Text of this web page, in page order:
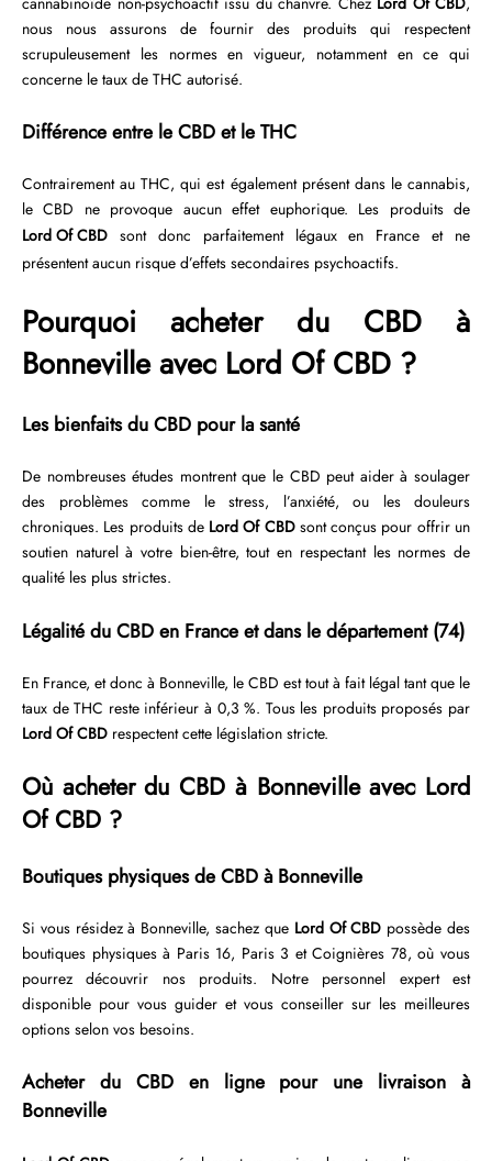
nous nous assurons de fournir des produits qui respectent
scrupuleusement les normes en vigueur, notamment en ce qui
concerne le taux de THC autorisé.
Différence entre le CBD et le THC
Contrairement au THC, qui est également présent dans le cannabis,
le CBD ne provoque aucun effet euphorique. Les produits de
Lord Of CBD sont donc parfaitement légaux en France et ne
présentent aucun risque d’effets secondaires psychoactifs.
Pourquoi acheter du CBD à
Bonneville avec Lord Of CBD ?
Les bienfaits du CBD pour la santé
De nombreuses études montrent que le CBD peut aider à soulager
des problèmes comme le stress, l’anxiété, ou les douleurs
chroniques. Les produits de Lord Of CBDsont conçus pour offrir un
soutien naturel à votre bien-être, tout en respectant les normes de
qualité les plus strictes.
Légalité du CBD en France et dans le département (74)
En France, et donc à Bonneville, le CBD est tout à fait légal tant que le
taux de THC reste inférieur à 0,3 %. Tous les produits proposés par
Lord Of CBD respectent cette législation stricte.
Où acheter du CBD à Bonneville avec Lord
Of CBD ?
Boutiques physiques de CBD à Bonneville
Si vous résidez à Bonneville, sachez que Lord Of CBD possède des
boutiques physiques à Paris 16, Paris 3 et Coignières 78, où vous
pourrez découvrir nos produits. Notre personnel expert est
disponible pour vous guider et vous conseiller sur les meilleures
options selon vos besoins.
Acheter du CBD en ligne pour une livraison à
Bonneville